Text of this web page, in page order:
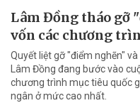
Lâm Đồng tháo gỡ
vốn các chương
Quyết liệt gỡ "điểm nghẽn"
Lâm Đồng đang bước vào
chương trình mục tiêu quốc
ngân ở mức cao nhất.